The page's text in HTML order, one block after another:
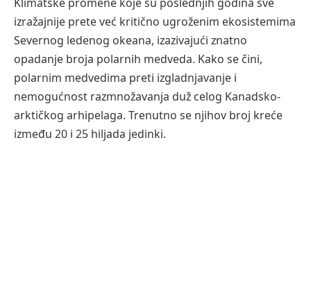
izražajnije prete već kritično ugroženim ekosistemima
Severnog ledenog okeana, izazivajući znatno
opadanje broja polarnih medveda. Kako se čini,
polarnim medvedima preti izgladnjavanje i
nemogućnost razmnožavanja duž celog Kanadsko-
arktičkog arhipelaga. Trenutno se njihov broj kreće
između 20 i 25 hiljada jedinki.